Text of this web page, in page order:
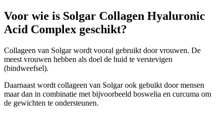
Voor wie is Solgar Collagen Hyaluronic
Acid Complex geschikt?
Collageen van Solgar wordt vooral gebruikt door vrouwen. De
meest vrouwen hebben als doel de huid te verstevigen
(bindweefsel).
Daarnaast wordt collageen van Solgar ook gebuikt door mensen
maar dan in combinatie met bijvoorbeeld boswelia en curcuma om
de gewichten te ondersteunen.